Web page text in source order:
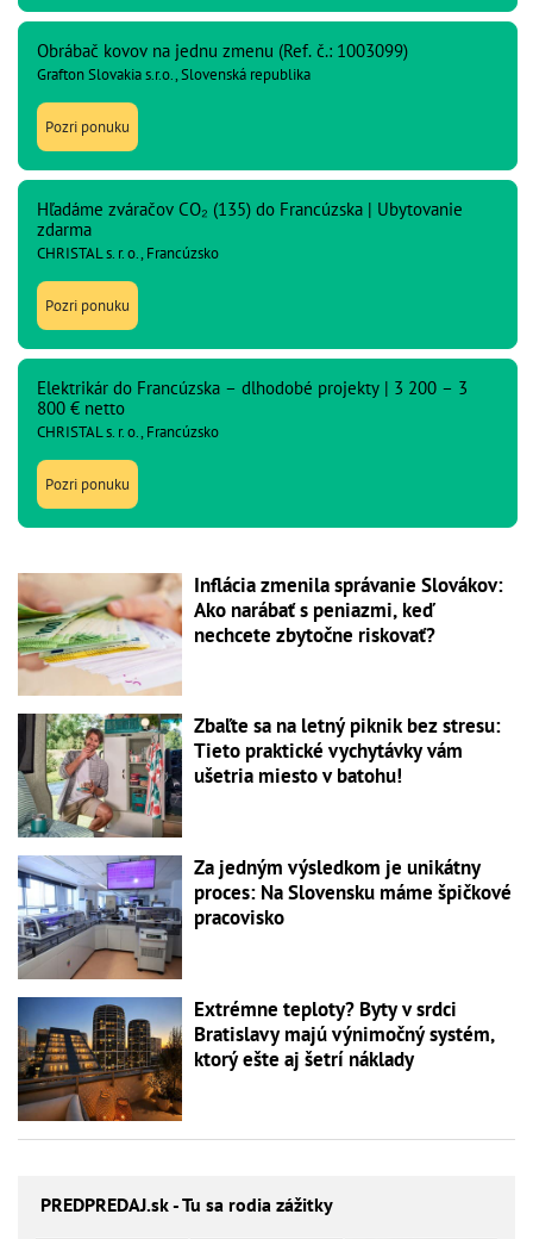
Obrábač kovov na jednu zmenu (Ref. č.: 1003099)
Grafton Slovakia s.r.o., Slovenská republika
Pozri ponuku
Hľadáme zváračov CO₂ (135) do Francúzska | Ubytovanie
zdarma
CHRISTAL s. r. o., Francúzsko
Pozri ponuku
Elektrikár do Francúzska – dlhodobé projekty | 3 200 – 3
800 € netto
CHRISTAL s. r. o., Francúzsko
Pozri ponuku
Inflácia zmenila správanie Slovákov:
Ako narábať s peniazmi, keď
nechcete zbytočne riskovať?
Zbaľte sa na letný piknik bez stresu:
Tieto praktické vychytávky vám
ušetria miesto v batohu!
Za jedným výsledkom je unikátny
proces: Na Slovensku máme špičkové
pracovisko
Extrémne teploty? Byty v srdci
Bratislavy majú výnimočný systém,
ktorý ešte aj šetrí náklady
PREDPREDAJ.sk - Tu sa rodia zážitky